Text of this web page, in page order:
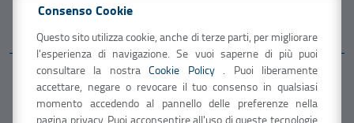
Informazioni
U.R.P.- Ufficio Relazioni con il Pubblico
PagoPA
Consenso Cookie
Questo sito utilizza cookie, anche di terze parti, per migliorare
l'esperienza di navigazione. Se vuoi saperne di più puoi
consultare la nostraCookie Policy . Puoi liberamente
accettare, negare o revocare il tuo consenso in qualsiasi
momento accedendo al pannello delle preferenze nella
pagina privacy. Puoi acconsentire all'uso di queste tecnologie